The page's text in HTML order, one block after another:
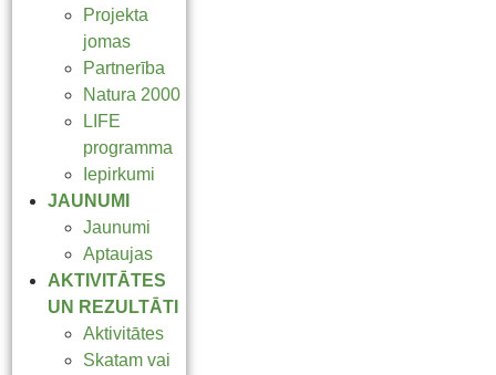
Projekta
jomas
Partnerība
Natura 2000
LIFE
programma
Iepirkumi
JAUNUMI
Jaunumi
Aptaujas
AKTIVITĀTES
UN REZULTĀTI
Aktivitātes
Skatam vai